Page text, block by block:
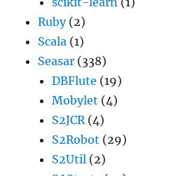
Ruby(2)
Scala (1)
Seasar (338)
DBFlute (19)
Mobylet (4)
S2JCR(4)
S2Robot (29)
S2Util (2)